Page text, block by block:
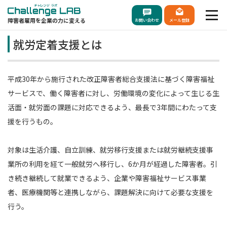
障害者雇用を企業の力に変える お問い合わせ メール登録
就労定着支援とは
平成30年から施行された改正障害者総合支援法に基づく障害福祉
サービスで、働く障害者に対し、労働環境の変化によって生じる生
活面・就労面の課題に対応できるよう、最長で3年間にわたって支
援を行うもの。
対象は生活介護、自立訓練、就労移行支援または就労継続支援事
業所の利用を経て一般就労へ移行し、6か月が経過した障害者。引
き続き継続して就業できるよう、企業や障害福祉サービス事業
者、医療機関等と連携しながら、課題解決に向けて必要な支援を
行う。